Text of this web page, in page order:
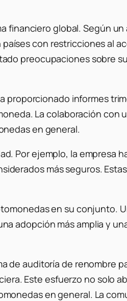
financiero global. Según un
con restricciones al
preocupaciones sobre
proporcionado informes
La colaboración con
en general.
Por ejemplo, la empresa
más seguros.
en su conjunto.
adopción más amplia y
de auditoría de renombre
Este esfuerzo no solo
en general. La